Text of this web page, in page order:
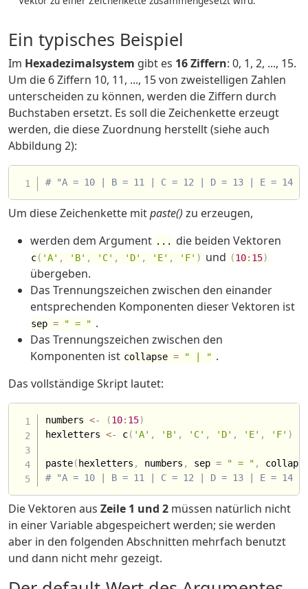
Ein typisches Beispiel
Im Hexadezimalsystem gibt es 16 Ziffern: 0, 1, 2, ..., 15.
Um die 6 Ziffern 10, 11, ..., 15 von zweistelligen Zahlen
unterscheiden zu können, werden die Ziffern durch
Buchstaben ersetzt. Es soll die Zeichenkette erzeugt
werden, die diese Zuordnung herstellt (siehe auch
Abbildung 2):
# "A = 10 | B = 11 | C = 12 | D = 13 | E = 14 |
Um diese Zeichenkette mitpaste() zu erzeugen,
werden dem Argument ... die beiden Vektoren
c( 'A' , 'B' , 'C' , 'D' , 'E' , 'F' ) und (10: 15)
übergeben.
Das Trennungszeichen zwischen den einander
entsprechenden Komponenten dieser Vektoren ist
sep= " = " .
Das Trennungszeichen zwischen den
Komponenten ist collapse= " | " .
Das vollständige Skript lautet:
numbers <- (10: 15)
hexletters <- c( 'A' , 'B' , 'C' , 'D' , 'E' , 'F' )
paste( hexletters , numbers , sep = " = " ,
# "A = 10 | B = 11 | C = 12 | D = 13 | E = 14 |
Die Vektoren aus Zeile 1 und 2 müssen natürlich nicht
in einer Variable abgespeichert werden; sie werden
aber in den folgenden Abschnitten mehrfach benutzt
und dann nicht mehr gezeigt.